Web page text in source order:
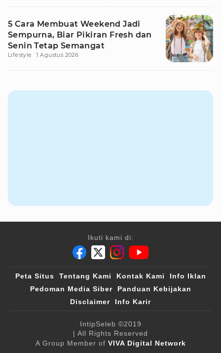
5 Cara Membuat Weekend Jadi
Sempurna, Biar Pikiran Fresh dan
Senin Tetap Semangat
Lifestyle 1 Agustus 2026
Ikuti kami di:
Peta Situs Tentang Kami Kontak Kami
Info Iklan
Pedoman Media Siber
Panduan Kebijakan
Disclaimer
Info Karir
IntipSeleb ©2019
| All Rights Reserved
A Group Member of VIVA Digital Network